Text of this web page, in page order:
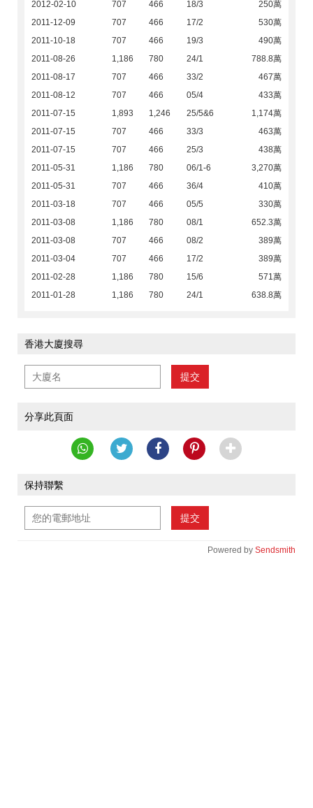
2012-02-10 707 466 18/3
250萬
2011-12-09
707 466 17/2
530萬
2011-10-18
707 466 19/3
490萬
2011-08-26
1,186 780 24/1
788.8萬
2011-08-17
707 466 33/2
467萬
2011-08-12
707 466 05/4
433萬
2011-07-15
1,893 1,246 25/5&6
1,174萬
2011-07-15
707 466 33/3
463萬
2011-07-15
707 466 25/3
438萬
2011-05-31
1,186 780 06/1-6
3,270萬
2011-05-31
707 466 36/4
410萬
2011-03-18
707 466 05/5
330萬
2011-03-08
1,186 780 08/1
652.3萬
2011-03-08
707 466 08/2
389萬
2011-03-04
707 466 17/2
389萬
2011-02-28
1,186 780 15/6
571萬
2011-01-28
1,186 780 24/1 638.8萬
香港大廈搜尋
提交
分享此頁面
保持聯繫
提交
Powered by Sendsmith